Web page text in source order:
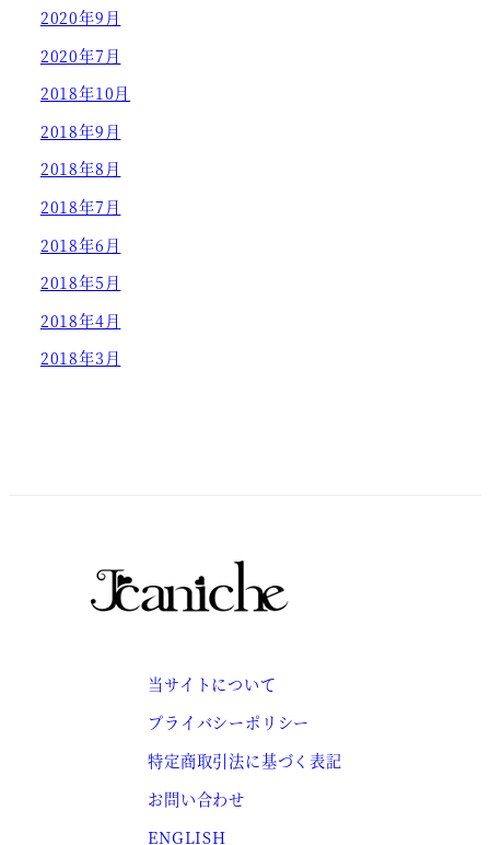
2020年9月
2020年7月
2018年10月
2018年9月
2018年8月
2018年7月
2018年6月
2018年5月
2018年4月
2018年3月
当サイトについて
プライバシーポリシー
特定商取引法に基づく表記
お問い合わせ
ENGLISH